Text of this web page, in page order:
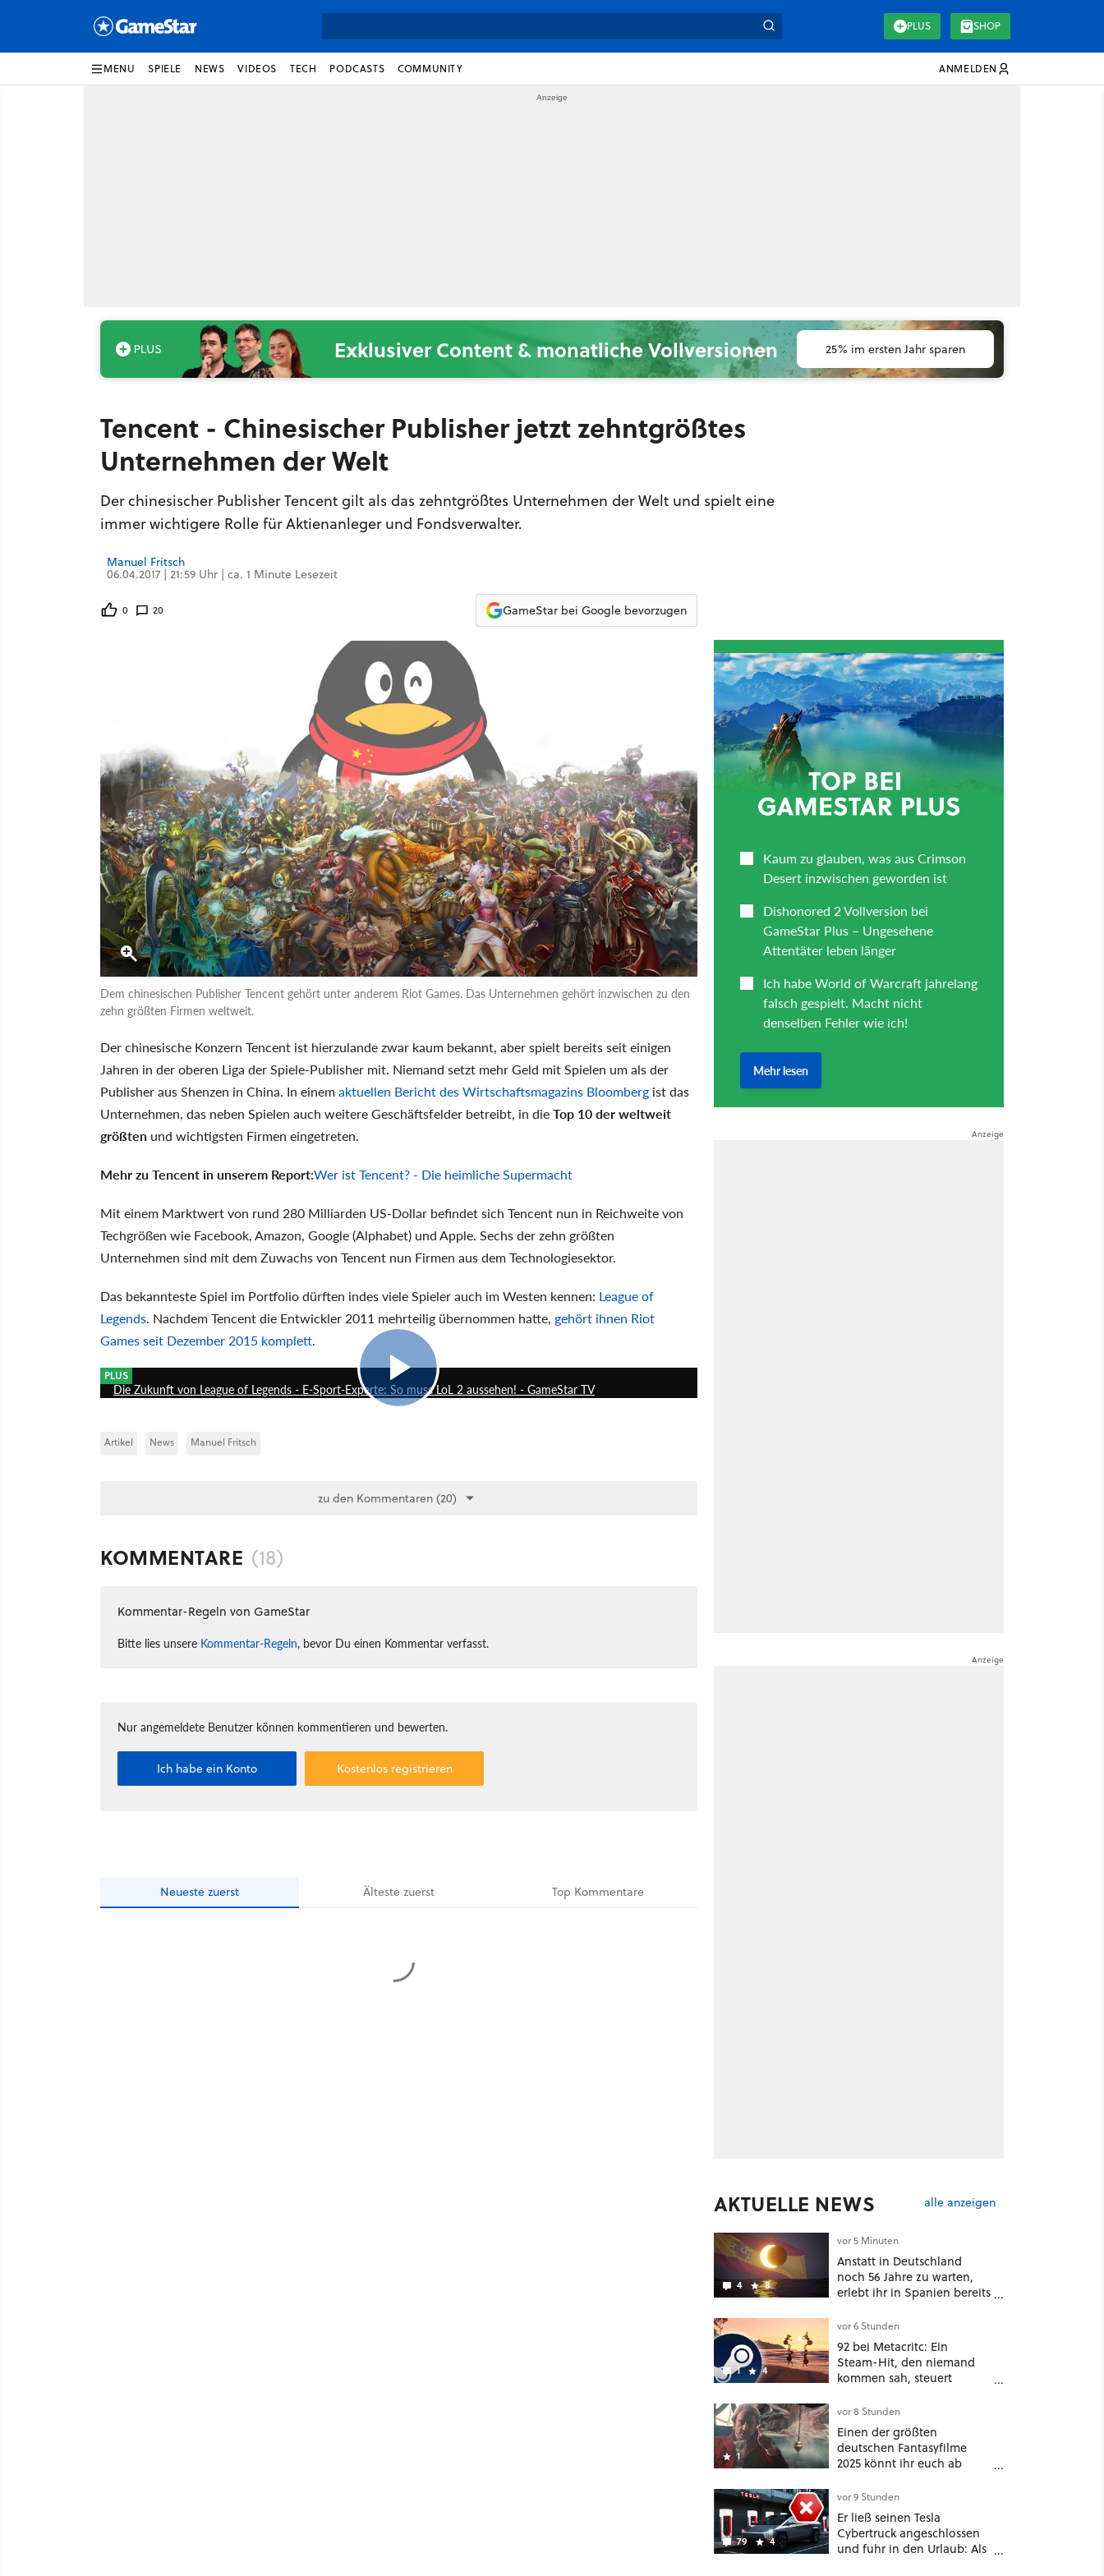
PLUS SHOP
MENU SPIELE NEWS VIDEOS TECH PODCASTS COMMUNITY ANMELDEN
Exklusiver Content & monatliche Vollversionen 25% im ersten Jahr sparen
Tencent - Chinesischer Publisher jetzt zehntgrößtes
Unternehmen der Welt
Der chinesischer Publisher Tencent gilt als das zehntgrößtes Unternehmen der Welt und spielt eine
immer wichtigere Rolle für Aktienanleger und Fondsverwalter.
Manuel Fritsch
06.04.2017 | 21:59 Uhr | ca. 1 Minute Lesezeit
0 20 GameStar bei Google bevorzugen
Dem chinesischen Publisher Tencent gehört unter anderem Riot Games. Das Unternehmen gehört inzwischen zu den
zehn größten Firmen weltweit.
Der chinesische Konzern Tencent ist hierzulande zwar kaum bekannt, aber spielt bereits seit einigen
Jahren in der oberen Liga der Spiele-Publisher mit. Niemand setzt mehr Geld mit Spielen um als der
Publisher aus Shenzen in China. In einemaktuellen Bericht des Wirtschaftsmagazins Bloomberg ist das
Unternehmen, das neben Spielen auch weitere Geschäftsfelder betreibt, in dieTop 10 der weltweit
größten und wichtigsten Firmen eingetreten.
Mehr zu Tencent in unserem Report:Wer ist Tencent? - Die heimliche Supermacht
Mit einem Marktwert von rund 280 Milliarden US-Dollar befindet sich Tencent nun in Reichweite von
Techgrößen wie Facebook, Amazon, Google (Alphabet) und Apple. Sechs der zehn größten
Unternehmen sind mit dem Zuwachs von Tencent nun Firmen aus dem Technologiesektor.
Das bekannteste Spiel im Portfolio dürften indes viele Spieler auch im Westen kennen: League of
Legends. Nachdem Tencent die Entwickler 2011 mehrteilig übernommen hatte, gehört ihnen Riot
Games seit Dezember 2015 komplett.
PLUS
Die Zukunft von League of Legends - E-Sport-Experte: So muss LoL 2 aussehen! - GameStar TV
Artikel News Manuel Fritsch
zu den Kommentaren (20)
KOMMENTARE (18)
Kommentar-Regeln von GameStar
Bitte lies unsere Kommentar-Regeln, bevor Du einen Kommentar verfasst.
Nur angemeldete Benutzer können kommentieren und bewerten.
Ich habe ein Konto Kostenlos registrieren
Neueste zuerst Ältestezuerst Top Kommentare
AKTUELLE NEWS alle anzeigen
4 8
vor 5 Minuten
Anstatt in Deutschland
noch 56 Jahre zu warten,
erlebt ihr in Spanien bereits
schattiges Sommer-
Spektakel
1 4
vor 6 Stunden
92 bei Metacritc: Ein
Steam-Hit, den niemand
kommen sah, steuert
den Game Awards zu
1
vor 8 Stunden
Einen der größten
deutschen Fantasyfilme
2025 könnt ihr euch ab
anschauen, mit dabei: ein
Star aus Der Hobbit
79 4
vor 9 Stunden
Er ließ seinen Tesla
Cybertruck angeschlossen
und fuhr in den Urlaub: Als